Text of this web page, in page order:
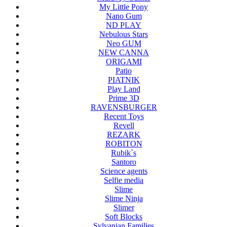
My Little Pony
Nano Gum
ND PLAY
Nebulous Stars
Neo GUM
NEW CANNA
ORIGAMI
Patio
PIATNIK
Play Land
Prime 3D
RAVENSBURGER
Recent Toys
Revell
REZARK
ROBITON
Rubik`s
Santoro
Science agents
Selfie media
Slime
Slime Ninja
Slimer
Soft Blocks